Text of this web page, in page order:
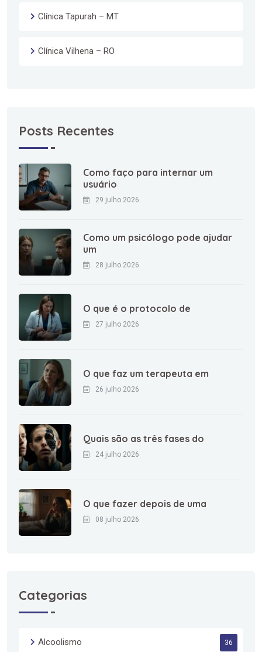
Clínica Tapurah – MT
Clínica Vilhena – RO
Posts Recentes
Como faço para internar um
usuário
29 julho 2026
Como um psicólogo pode ajudar
um
28 julho 2026
O que é o protocolo de
27 julho 2026
O que faz um terapeuta em
26 julho 2026
Quais são as três fases do
24 julho 2026
O que fazer depois de uma
08 julho 2026
Categorias
Alcoolismo 36